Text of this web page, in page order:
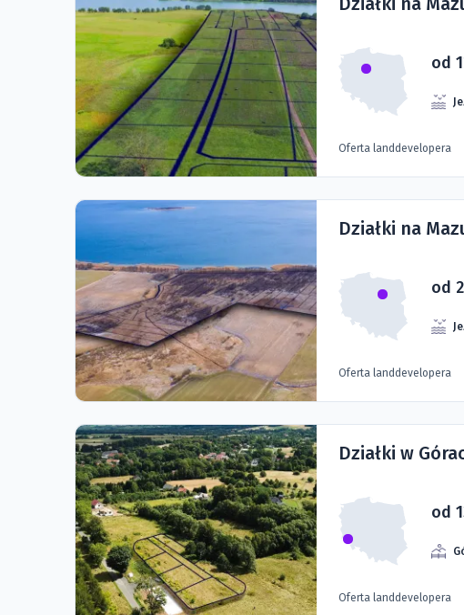
od
Oferta landdevelopera
Działki na
od
Oferta landdevelopera
Działki w
od
Oferta landdevelopera